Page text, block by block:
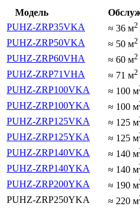
Модель
PUHZ-ZRP35VKA
≈ 36 м2
PUHZ-ZRP50VKA
≈ 50 м2
PUHZ-ZRP60VHA
≈ 60 м2
PUHZ-ZRP71VHA
≈ 71 м2
PUHZ-ZRP100VKA
≈ 100 м
PUHZ-ZRP100YKA
≈ 100 м
PUHZ-ZRP125VKA
≈ 125 м
PUHZ-ZRP125YKA
≈ 125 м
PUHZ-ZRP140VKA
≈ 140 м
PUHZ-ZRP140YKA
≈ 140 м
PUHZ-ZRP200YKA
≈ 190 м
PUHZ-ZRP250YKA
≈ 220 м